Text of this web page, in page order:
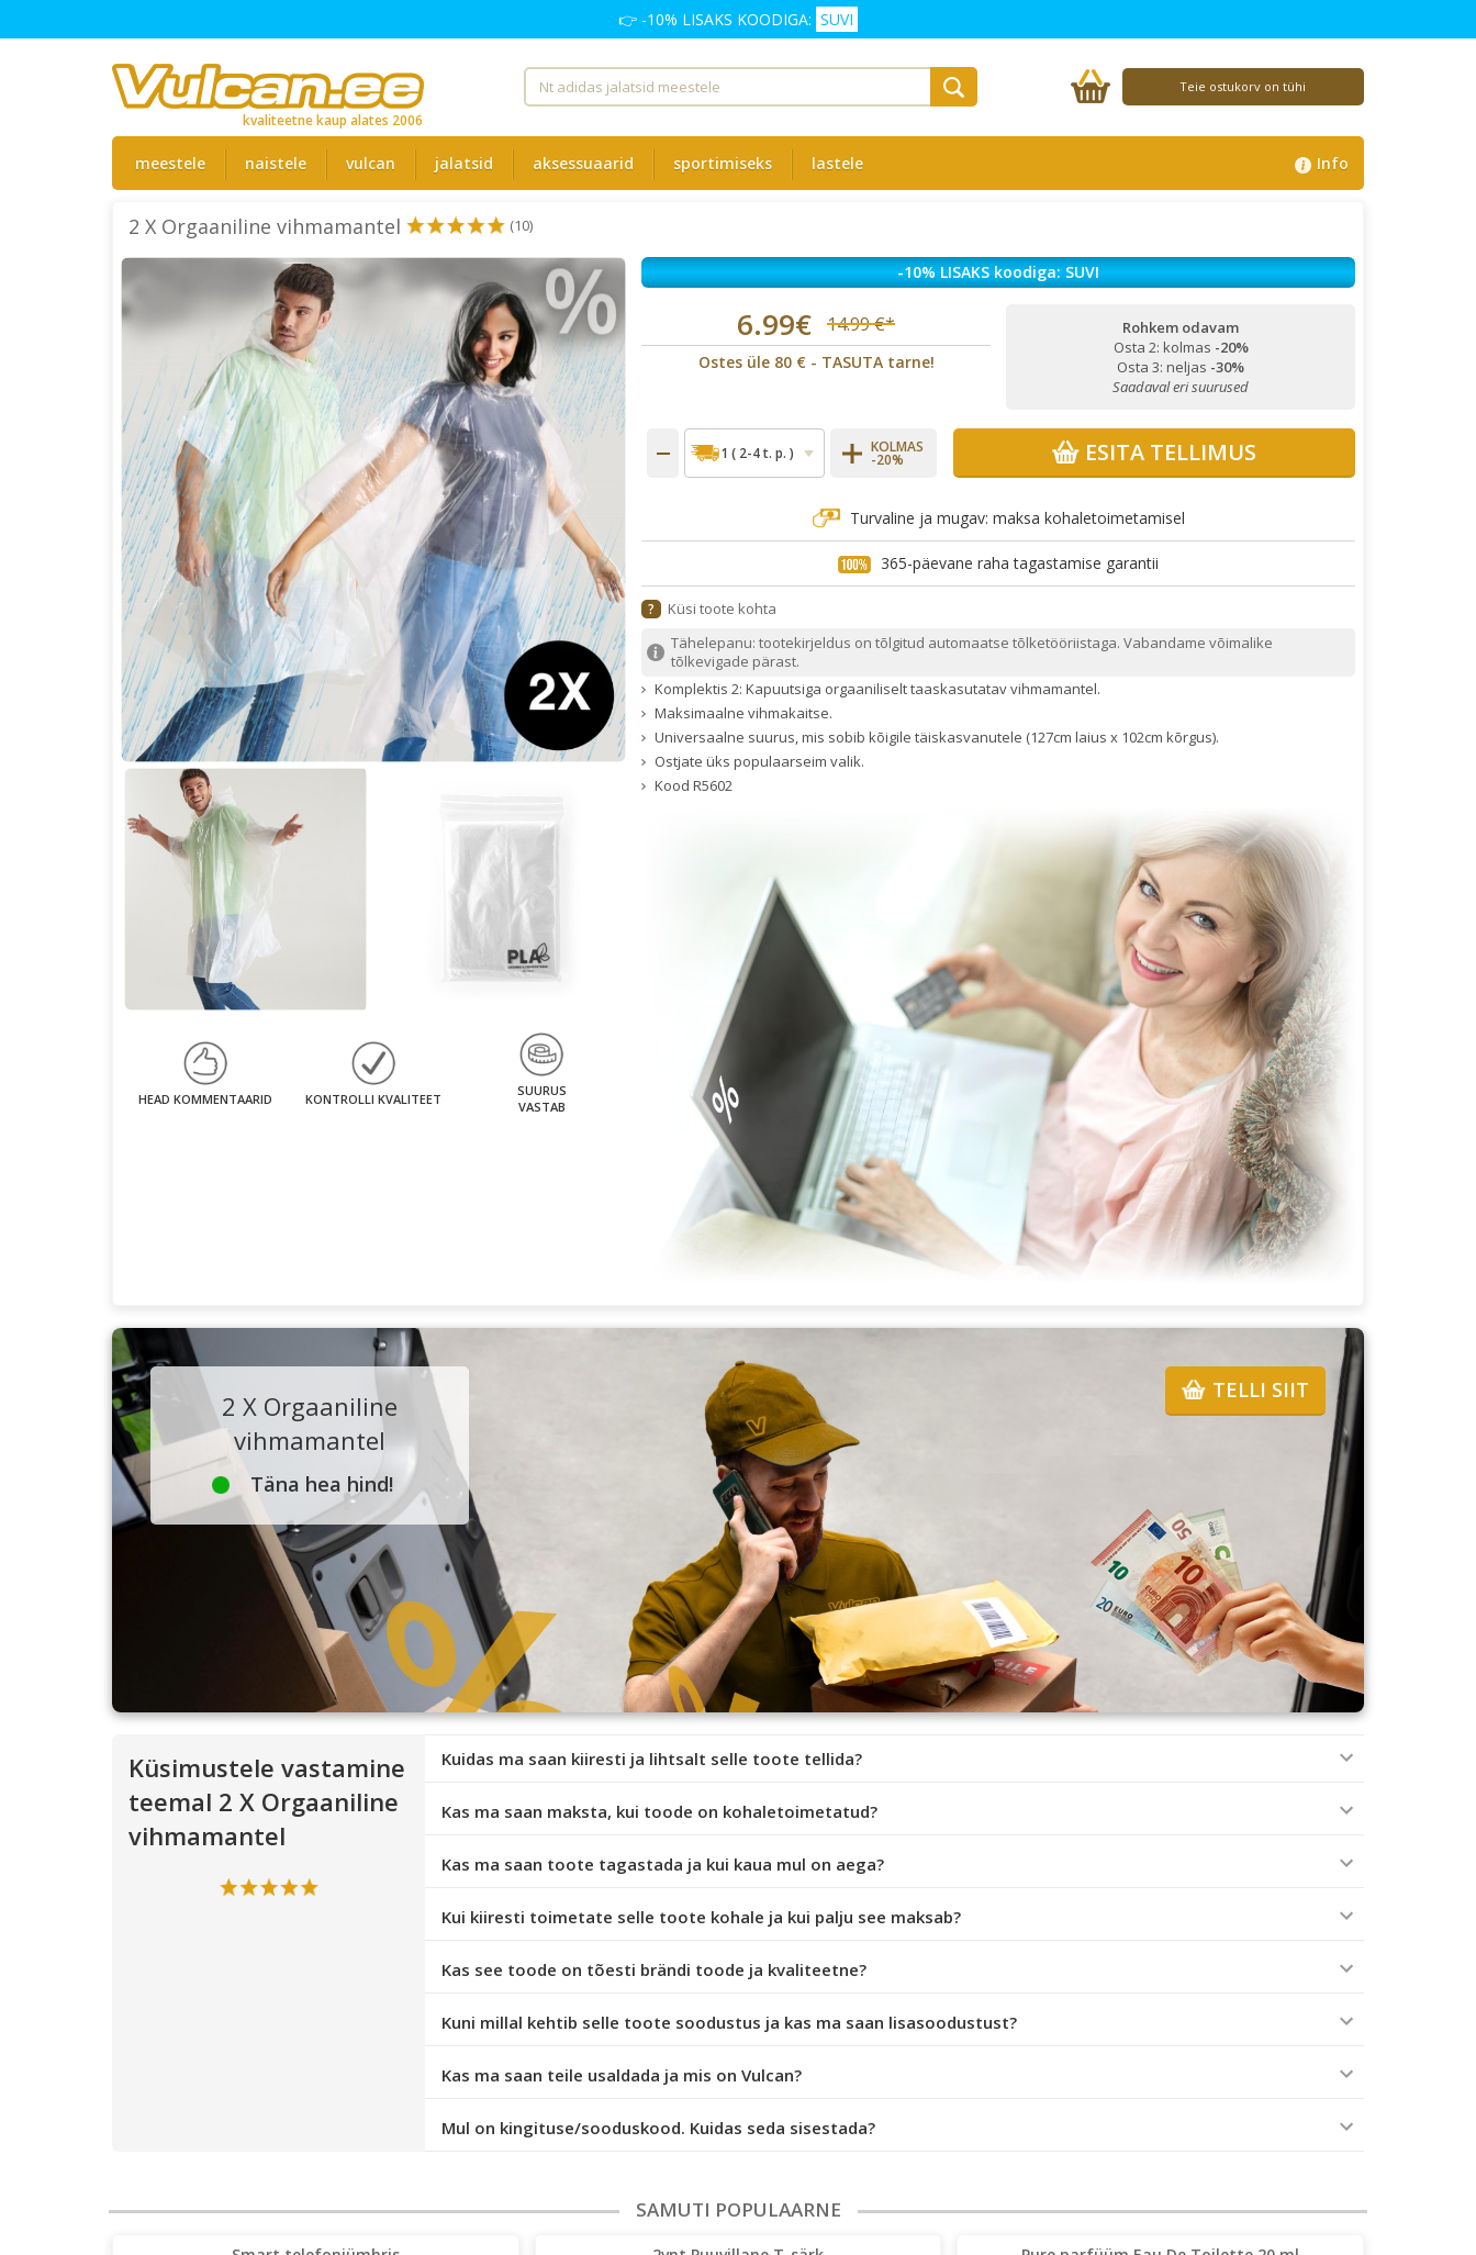
👉 -10% LISAKS KOODIGA: SUVI
kvaliteetne kaup alates 2006
Teie ostukorv on tühi
meestele naistele vulcan jalatsid aksessuaarid sportimiseks lastele Info
2 X Orgaaniline vihmamantel (10)
%
HEAD KOMMENTAARID KONTROLLI KVALITEET
SUURUS
VASTAB
-10% LISAKS koodiga: SUVI
6.99€ 14.99 €*
Ostes üle 80 € - TASUTA tarne!
Rohkem odavam
Osta 2: kolmas -20%
Osta 3: neljas -30%
Saadaval eri suurused
KOLMAS
-20% ESITA TELLIMUS
Turvaline ja mugav: maksa kohaletoimetamisel
365-päevane raha tagastamise garantii
?
Küsi toote kohta
Tähelepanu: tootekirjeldus on tõlgitud automaatse tõlketööriistaga. Vabandame võimalike
tõlkevigade pärast.
Komplektis 2: Kapuutsiga orgaaniliselt taaskasutatav vihmamantel.
Maksimaalne vihmakaitse.
Universaalne suurus, mis sobib kõigile täiskasvanutele (127cm laius x 102cm kõrgus).
Ostjate üks populaarseim valik.
KoodR5602
2 X Orgaaniline
vihmamantel
Täna hea hind!
TELLI SIIT
Küsimustele vastamine
teemal 2 X Orgaaniline
vihmamantel
Kuidas ma saan kiiresti ja lihtsalt selle toote tellida?
Kas ma saan maksta, kui toode on kohaletoimetatud?
Kas ma saan toote tagastada ja kui kaua mul on aega?
Kui kiiresti toimetate selle toote kohale ja kui palju see maksab?
Kas see toode on tõesti brändi toode ja kvaliteetne?
Kuni millal kehtib selle toote soodustus ja kas ma saan lisasoodustust?
Kas ma saan teile usaldada ja mis on Vulcan?
Mul on kingituse/sooduskood. Kuidas seda sisestada?
SAMUTI POPULAARNE